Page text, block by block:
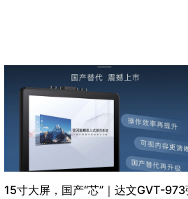
15寸大屏，国产“芯”｜达文GVT-973